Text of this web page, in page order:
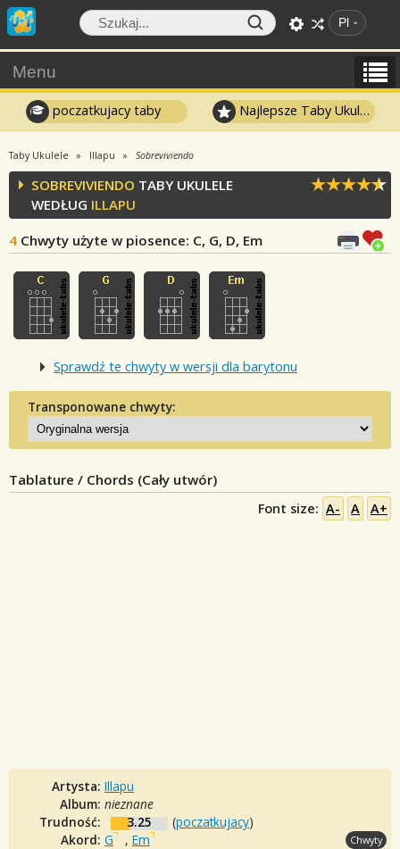
Pl
Menu
poczatkujacy taby Najlepsze Taby Ukulele
Taby Ukulele Illapu Sobreviviendo
SOBREVIVIENDO TABY UKULELE
WEDŁUG ILLAPU
4 Chwyty użyte w piosence: C, G, D, Em
Sprawdź te chwyty w wersji dla barytonu
Transponowane chwyty:
Tablature / Chords (Cały utwór)
Font size: A- A A+
Artysta: Illapu
Album: nieznane
Trudność:
3.25 (poczatkujacy)
Akord: G , Em Chwyty